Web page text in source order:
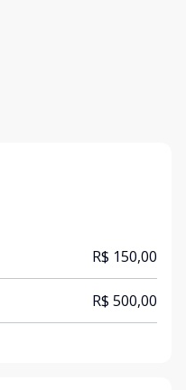
R$ 150,00
R$ 500,00